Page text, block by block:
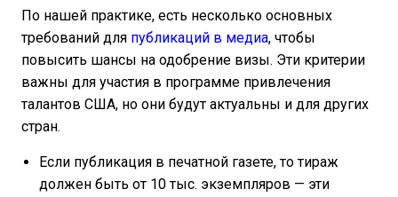
По нашей практике, есть несколько основных
требований для публикаций в медиа, чтобы
повысить шансы на одобрение визы. Эти критерии
важны для участия в программе привлечения
талантов США, но они будут актуальны и для других
стран.
Если публикация в печатной газете, то тираж
должен быть от 10 тыс. экземпляров — эти